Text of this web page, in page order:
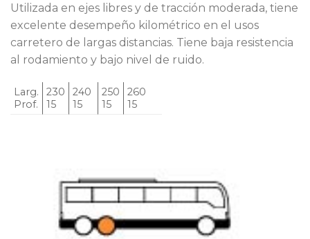
Utilizada en ejes libres y de tracción moderada, tiene
excelente desempeño kilométrico en el usos
carretero de largas distancias. Tiene baja resistencia
al rodamiento y bajo nivel de ruido.
Larg.
Prof.
230
15
240
15
250
15
260
15